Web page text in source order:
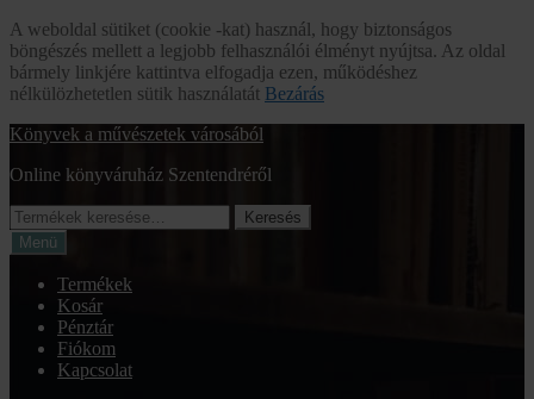
A weboldal sütiket (cookie -kat) használ, hogy biztonságos
böngészés mellett a legjobb felhasználói élményt nyújtsa. Az oldal
bármely linkjére kattintva elfogadja ezen, működéshez
nélkülözhetetlen sütik használatát Bezárás
Ugrás
navigációhoz
Kilépés
tartalomba
Könyvek a művészetek városából
Online könyváruház Szentendréről
Keresés
a
következőre:
Keresés
Menü
Termékek
Kosár
Pénztár
Fiókom
Kapcsolat